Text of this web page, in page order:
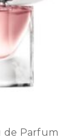
de Parfum